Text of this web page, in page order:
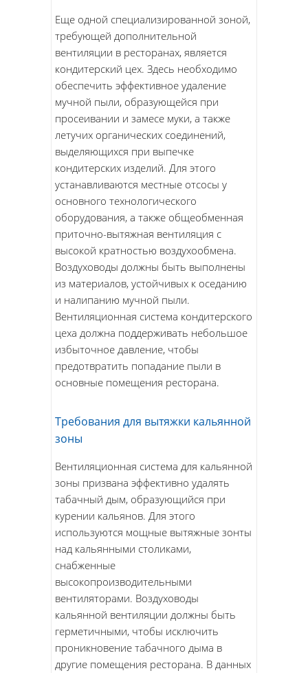
Еще одной специализированной зоной,
требующей дополнительной
вентиляции в ресторанах, является
кондитерский цех. Здесь необходимо
обеспечить эффективное удаление
мучной пыли, образующейся при
просеивании и замесе муки, а также
летучих органических соединений,
выделяющихся при выпечке
кондитерских изделий. Для этого
устанавливаются местные отсосы у
основного технологического
оборудования, а также общеобменная
приточно-вытяжная вентиляция с
высокой кратностью воздухообмена.
Воздуховоды должны быть выполнены
из материалов, устойчивых к оседанию
и налипанию мучной пыли.
Вентиляционная система кондитерского
цеха должна поддерживать небольшое
избыточное давление, чтобы
предотвратить попадание пыли в
основные помещения ресторана.
Требования для вытяжки кальянной
зоны
Вентиляционная система для кальянной
зоны призвана эффективно удалять
табачный дым, образующийся при
курении кальянов. Для этого
используются мощные вытяжные зонты
над кальянными столиками,
снабженные
высокопроизводительными
вентиляторами. Воздуховоды
кальянной вентиляции должны быть
герметичными, чтобы исключить
проникновение табачного дыма в
другие помещения ресторана. В данных